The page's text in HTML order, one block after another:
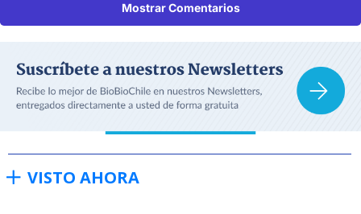
Mostrar Comentarios
VISTO AHORA